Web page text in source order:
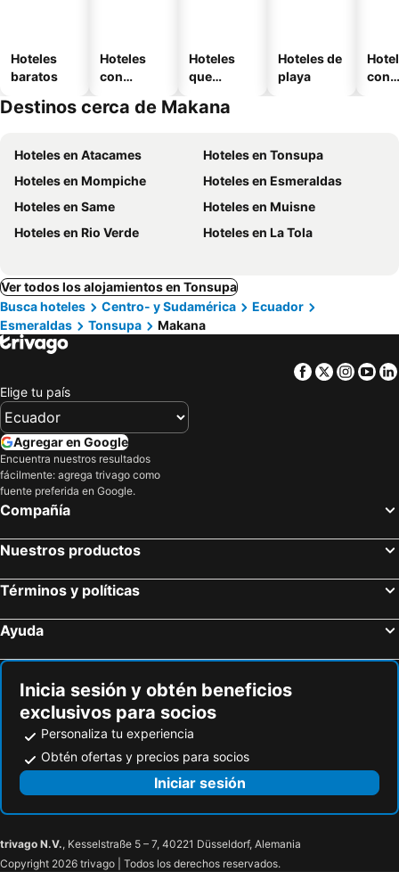
Hoteles
baratos
Hoteles
con
Hoteles
que
mascotas
Hoteles de
playa
con
Destinos cerca de Makana
Hoteles en Atacames
Hoteles en Tonsupa
Hoteles en Mompiche
Hoteles en Esmeraldas
Hoteles en Same
Hoteles en Muisne
Hoteles en Rio Verde
Hoteles en La Tola
Ver todos los alojamientos en Tonsupa
Busca hoteles
Centro- y Sudamérica
Ecuador
Esmeraldas
Tonsupa Makana
Facebook
Twitter
Elige tu país
Agregar en Google
Encuentra nuestros resultados
fácilmente: agrega trivago como
fuente preferida en Google.
Compañía
Nuestros productos
Términos y políticas
Ayuda
Inicia sesión y obtén beneficios
exclusivos para socios
Personaliza tu experiencia
Obtén ofertas y precios para socios
Iniciar sesión
trivago N.V., Kesselstraße 5 – 7, 40221 Düsseldorf, Alemania
Copyright 2026 trivago | Todos los derechos reservados.